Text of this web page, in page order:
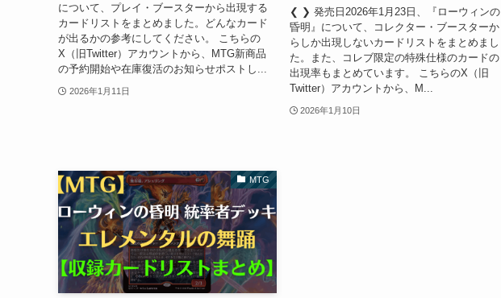
について、プレイ・ブースターから出現する
カードリストをまとめました。どんなカード
が出るかの参考にしてください。 こちらの
X（旧Twitter）アカウントから、MTG新商品
の予約開始や在庫復活のお知らせポストし...
2026年1月11日
❮ ❯ 発売日2026年1月23日、『ローウィンの
昏明』について、コレクター・ブースターか
らしか出現しないカードリストをまとめまし
た。また、コレブ限定の特殊仕様のカードの
出現率もまとめています。 こちらのX（旧
Twitter）アカウントから、M...
2026年1月10日
MTG